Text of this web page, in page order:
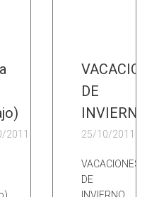
2011
DE
INVIERNO
25/10/2011
VACACIONES
DE